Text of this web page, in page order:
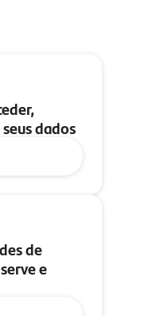
dados
de
e